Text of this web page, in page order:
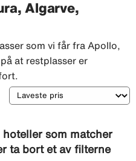
Algarve,
som vi får fra Apollo,
at restplasser er
Sortering
som matcher
ta bort et av filterne